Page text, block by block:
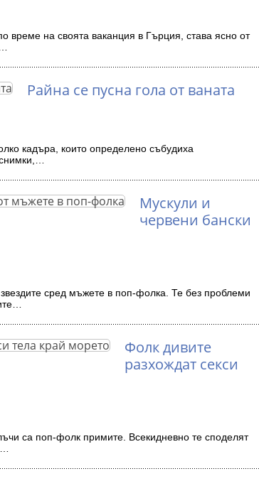
време на своята ваканция в Гърция, става ясно от
Райна се пусна гола от ваната
кадъра, които определено събудиха
Мускули и
червени бански
сред мъжете в поп-фолка. Те без проблеми
Фолк дивите
разхождат секси
са поп-фолк примите. Всекидневно те споделят